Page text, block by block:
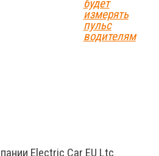
будет
измерять
пульс
водителям
Electric Car EU Ltc